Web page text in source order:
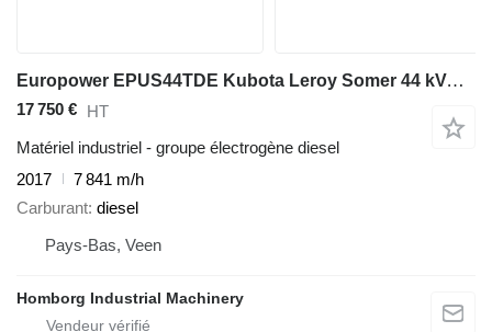
Europower EPUS44TDE Kubota Leroy Somer 44 kVA Supersilent Rental generator
17 750 € HT
Matériel industriel - groupe électrogène diesel
2017
7 841 m/h
Carburant diesel
Pays-Bas, Veen
Homborg Industrial Machinery